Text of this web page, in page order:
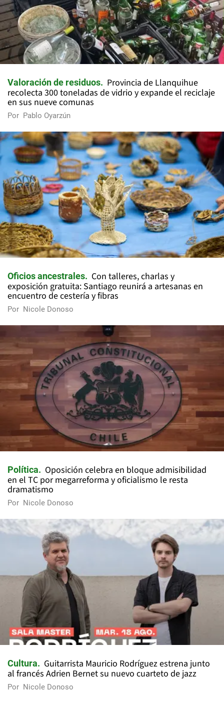
Valoración de residuos
Provincia de Llanquihue
recolecta 300 toneladas de vidrio y expande el reciclaje
en sus nueve comunas
Por Pablo Oyarzún
Oficios ancestrales
Con talleres, charlas y
exposición gratuita: Santiago reunirá a artesanas en
encuentro de cestería y fibras
Por Nicole Donoso
Política
Oposición celebra en bloque admisibilidad
en el TC por megarreforma y oficialismo le resta
dramatismo
Por Nicole Donoso
Cultura
Guitarrista Mauricio Rodríguez estrena junto
al francés Adrien Bernet su nuevo cuarteto de jazz
Por Nicole Donoso